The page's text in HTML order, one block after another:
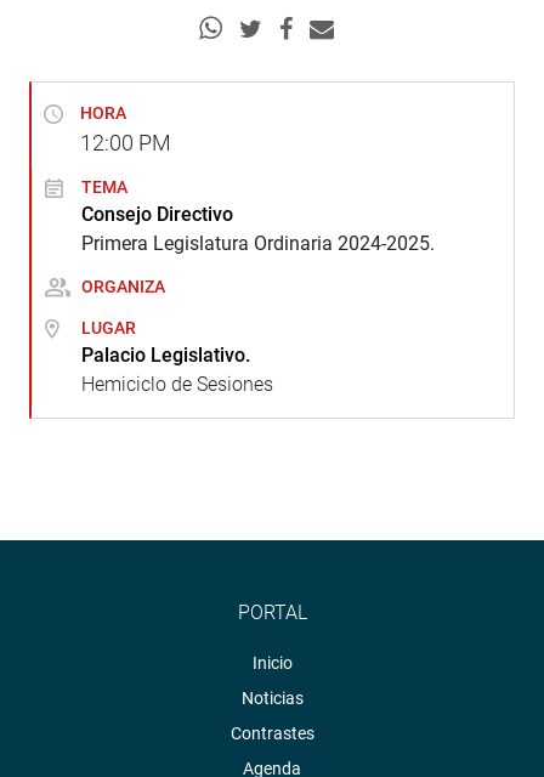
HORA
12:00 PM
TEMA
Consejo Directivo
Primera Legislatura Ordinaria 2024-2025.
ORGANIZA
LUGAR
Palacio Legislativo.
Hemiciclo de Sesiones
PORTAL
Inicio
Noticias
Contrastes
Agenda